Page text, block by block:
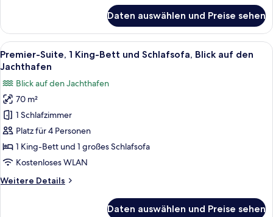
Zimmer,
2 Einzelbetten,
Blick
auf
Jachthafen
Daten auswählen und Preise sehen
Alle
Fotos
Premier-
Suite,
1 King-
Bett
und
Schlafsofa,
auf
Ein modernes Hotelzimmer mit
9
Premier-Suite, 1 King-Bett und Schlafsofa, Blick auf den
Jachthafen
Blick auf den Jachthafen
70 m²
1 Schlafzimmer
Platz für 4 Personen
1 King-Bett und 1 großes Schlafsofa
Kostenloses WLAN
Weitere Details
Weitere
Daten auswählen und Preise sehen